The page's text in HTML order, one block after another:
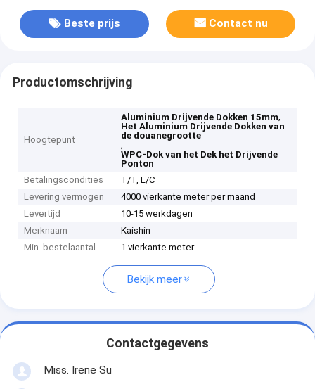
Beste prijs Contact nu
Productomschrijving
Hoogtepunt
Aluminium Drijvende Dokken 15mm,
Het Aluminium Drijvende Dokken van
de douanegrootte
,
WPC-Dok van het Dek het Drijvende
Ponton
Betalingscondities
T/T, L/C
Levering vermogen
4000 vierkante meter per maand
Levertijd
10-15 werkdagen
Merknaam
Kaishin
Min. bestelaantal
1 vierkante meter
Bekijk meer
Contactgegevens
Miss. Irene Su